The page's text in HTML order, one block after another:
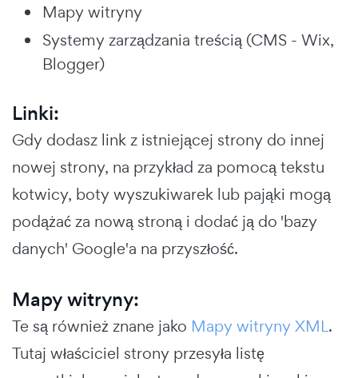
Mapy witryny
Systemy zarządzania treścią (CMS - Wix,
Blogger)
Linki:
Gdy dodasz link z istniejącej strony do innej
nowej strony, na przykład za pomocą tekstu
kotwicy, boty wyszukiwarek lub pająki mogą
podążać za nową stroną i dodać ją do 'bazy
danych' Google'a na przyszłość.
Mapy witryny:
Te są również znane jako Mapy witryny XML.
Tutaj właściciel strony przesyła listę